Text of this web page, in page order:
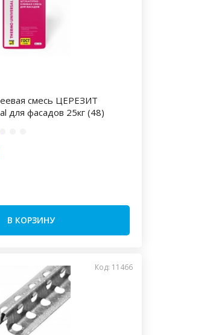
смесь ЦЕРЕЗИТ
для фасадов 25кг (48)
В КОРЗИНУ
Код: 11466